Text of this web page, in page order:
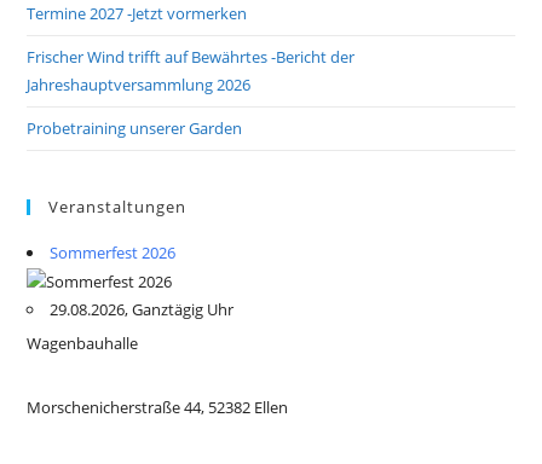
Termine 2027 -Jetzt vormerken
Frischer Wind trifft auf Bewährtes -Bericht der
Jahreshauptversammlung 2026
Probetraining unserer Garden
Veranstaltungen
Sommerfest 2026
29.08.2026, Ganztägig Uhr
Wagenbauhalle
Morschenicherstraße 44, 52382 Ellen